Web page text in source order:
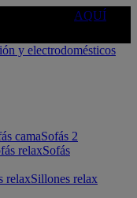
AQUÍ
camaSofás 2
relaxSofás
relaxSillones relax